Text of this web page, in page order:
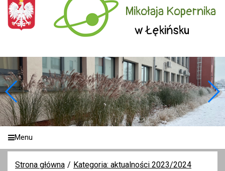
im. Mikołaja Kopernika
w Łękińsku
Menu
Strona główna
Kategoria: aktualności 2023/2024